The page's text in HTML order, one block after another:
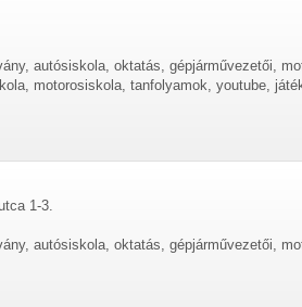
autósiskola, oktatás, gépjárművezetői,
motorosiskola, tanfolyamok, youtube,
1-3.
autósiskola, oktatás, gépjárművezetői,